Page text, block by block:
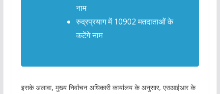
नाम
रुद्रप्रयाग में 10902 मतदाताओं के
कटेंगे नाम
इसके अलावा, मुख्य निर्वाचन अधिकारी कार्यालय के अनुसार, एसआईआर के